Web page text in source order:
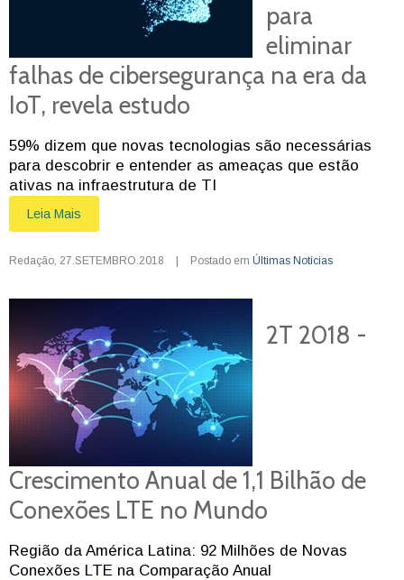
para
eliminar
falhas de cibersegurança na era da
IoT, revela estudo
59% dizem que novas tecnologias são necessárias
para descobrir e entender as ameaças que estão
ativas na infraestrutura de TI
Leia Mais
Redação 27.SETEMBRO.2018 | Postado em Últimas Notícias
2T 2018 -
Crescimento Anual de 1,1 Bilhão de
Conexões LTE no Mundo
Região da América Latina: 92 Milhões de Novas
Conexões LTE na Comparação Anual